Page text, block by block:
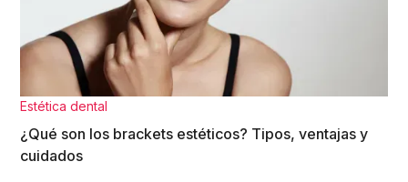
Estética dental
¿Qué son los brackets estéticos? Tipos, ventajas y
cuidados